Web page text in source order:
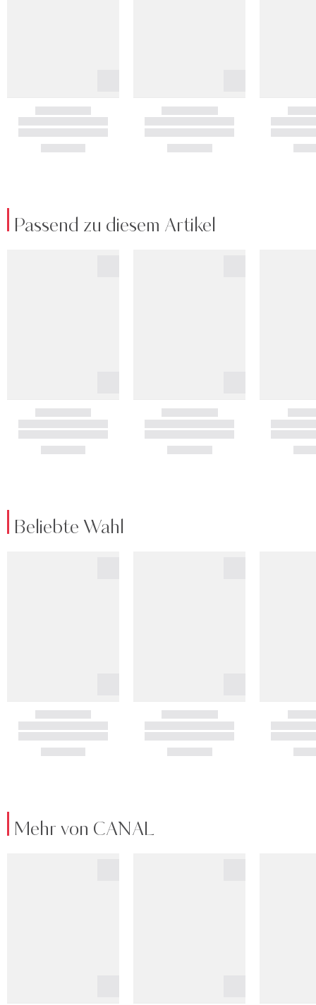
Passend zu diesem Artikel
Beliebte Wahl
Mehr von CANAL